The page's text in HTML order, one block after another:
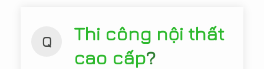
Q
Thi công nội thất
cao cấp?